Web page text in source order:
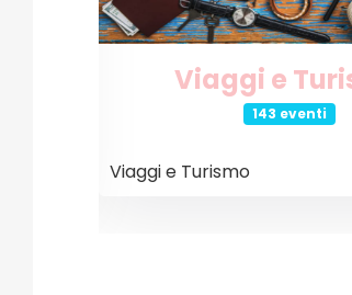
Internet e
26 eventi
Internet e Tecnologia